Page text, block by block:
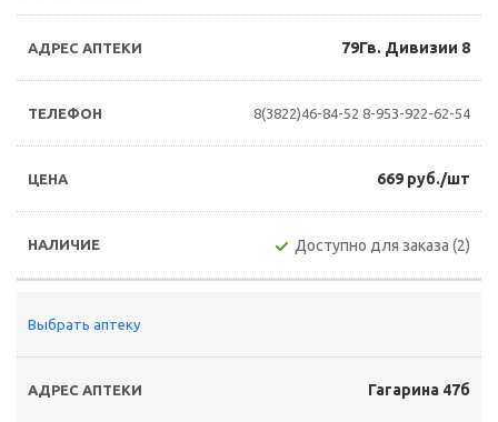
79Гв. Дивизии 8
8(3822)46-84-52 8-953-922-62-54
669 руб./шт
Доступно для заказа (2)
Выбрать аптеку
Гагарина 47б